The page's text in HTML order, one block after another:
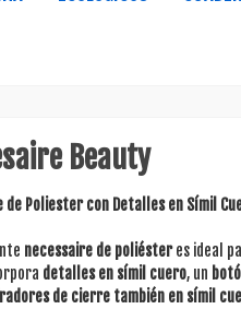
Beauty
de Poliester con Detalles en Símil
necessaire de poliésteres ideal
detalles en símil cuero, un
de cierre también en símil